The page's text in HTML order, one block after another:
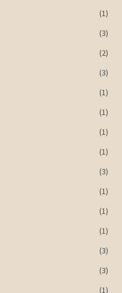
(1)
(3)
(2)
(3)
(1)
(1)
(1)
(1)
(3)
(1)
(1)
(1)
(3)
(3)
(1)